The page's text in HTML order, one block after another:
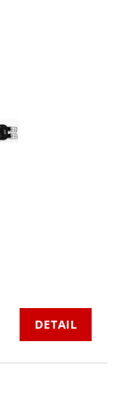
DETAIL